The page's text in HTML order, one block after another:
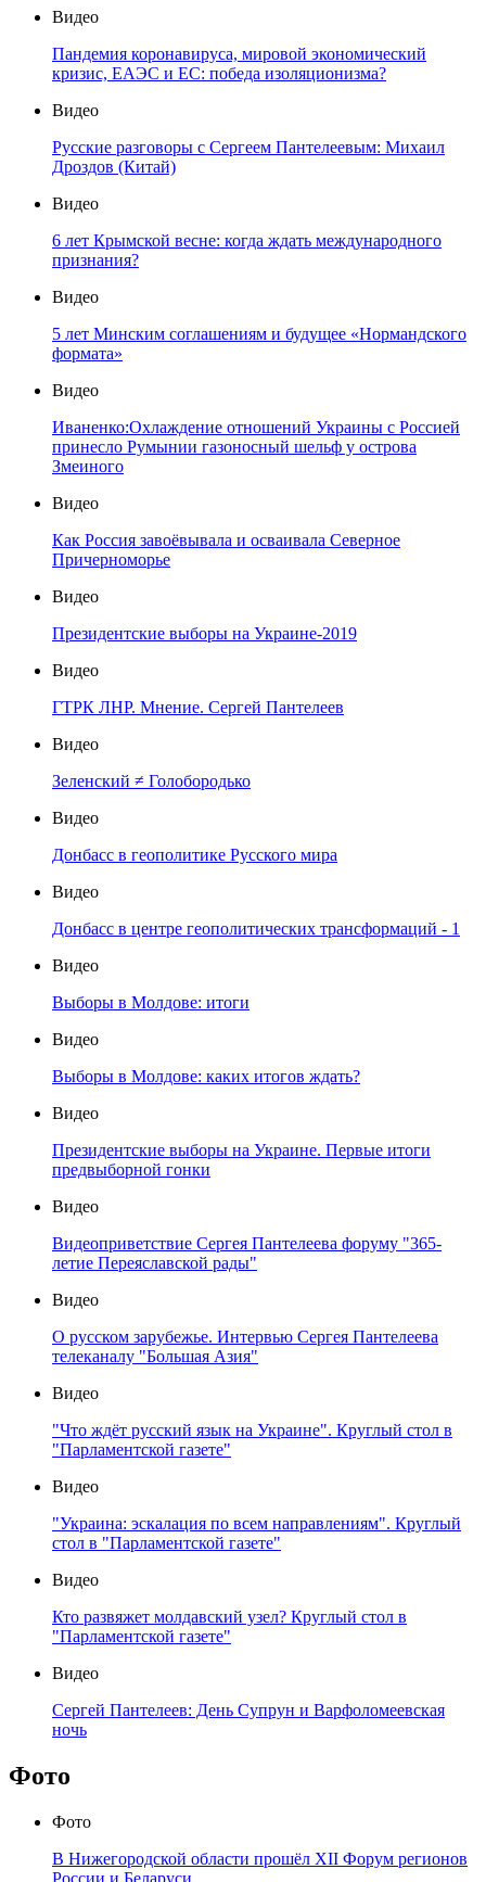
Видео
Пандемия коронавируса, мировой экономический
кризис, ЕАЭС и ЕС: победа изоляционизма?
Видео
Русские разговоры с Сергеем Пантелеевым: Михаил
Дроздов (Китай)
Видео
6 лет Крымской весне: когда ждать международного
признания?
Видео
5 лет Минским соглашениям и будущее «Нормандского
формата»
Видео
Иваненко:Охлаждение отношений Украины с Россией
принесло Румынии газоносный шельф у острова
Змеиного
Видео
Как Россия завоёвывала и осваивала Северное
Причерноморье
Видео
Президентские выборы на Украине-2019
Видео
ГТРК ЛНР. Мнение. Сергей Пантелеев
Видео
Зеленский ≠ Голобородько
Видео
Донбасс в геополитике Русского мира
Видео
Донбасс в центре геополитических трансформаций - 1
Видео
Выборы в Молдове: итоги
Видео
Выборы в Молдове: каких итогов ждать?
Видео
Президентские выборы на Украине. Первые итоги
предвыборной гонки
Видео
Видеоприветствие Сергея Пантелеева форуму "365-
летие Переяславской рады"
Видео
О русском зарубежье. Интервью Сергея Пантелеева
телеканалу "Большая Азия"
Видео
"Что ждёт русский язык на Украине". Круглый стол в
"Парламентской газете"
Видео
"Украина: эскалация по всем направлениям". Круглый
стол в "Парламентской газете"
Видео
Кто развяжет молдавский узел? Круглый стол в
"Парламентской газете"
Видео
Сергей Пантелеев: День Супрун и Варфоломеевская
ночь
Фото
Фото
В Нижегородской области прошёл XII Форум регионов